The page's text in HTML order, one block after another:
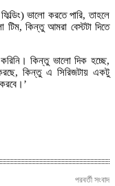
ভালো করতে পারি, তাহলে
টিম, কিন্তু আমরা বেস্টটা দিতে
কিন্তু ভালো দিক হচ্ছে,
কিন্তু এ সিরিজটায় একটু
পরবর্তী সংবাদ